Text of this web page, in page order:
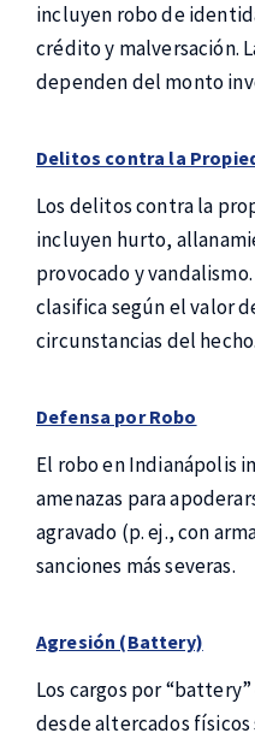
incluyen robo de
crédito y malversación.
dependen del monto
Delitos contra la
Los delitos contra la
incluyen hurto,
provocado y
clasifica según el valor
circunstancias del hecho.
Defensa por Robo
El robo en Indianápolis
amenazas para
agravado (p. ej., con
sanciones más severas.
Agresión (Battery)
Los cargos por
desde altercados físicos